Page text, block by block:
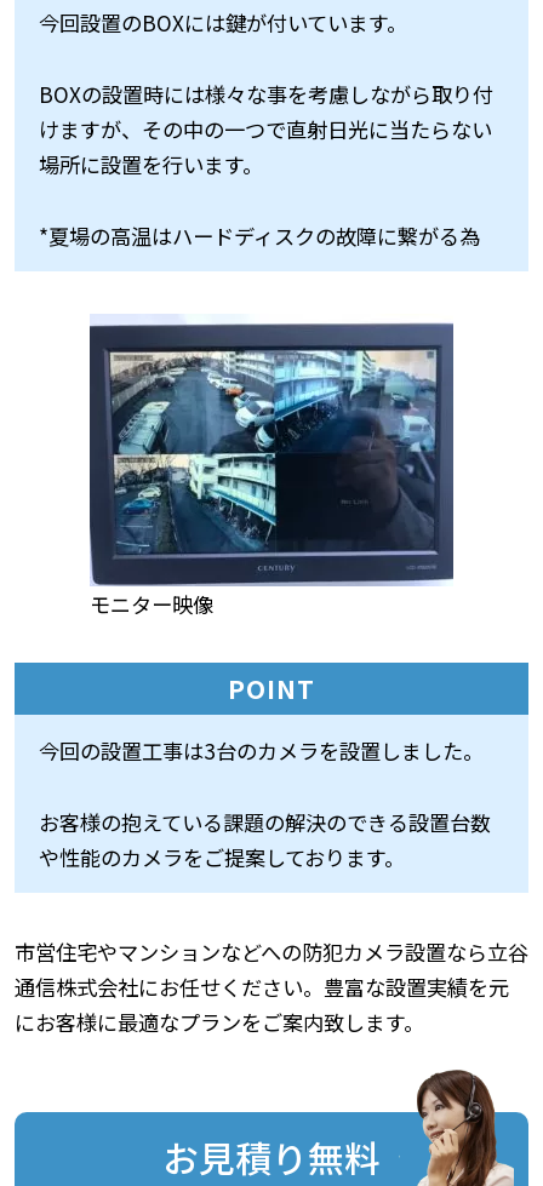
今回設置のBOXには鍵が付いています。
BOXの設置時には様々な事を考慮しながら取り付
けますが、その中の一つで直射日光に当たらない
場所に設置を行います。
*夏場の高温はハードディスクの故障に繋がる為
モニター映像
POINT
今回の設置工事は3台のカメラを設置しました。
お客様の抱えている課題の解決のできる設置台数
や性能のカメラをご提案しております。
市営住宅やマンションなどへの防犯カメラ設置なら立谷
通信株式会社にお任せください。豊富な設置実績を元
にお客様に最適なプランをご案内致します。
お見積り無料